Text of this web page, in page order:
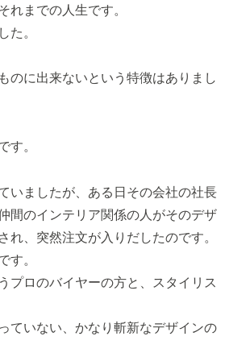
れまでの人生です。
た。
のに出来ないという特徴はありまし
す。
いましたが、ある日その会社の社長
間のインテリア関係の人がそのデザ
、突然注文が入りだしたのです。
す。
プロのバイヤーの方と、スタイリス
ていない、かなり斬新なデザインの